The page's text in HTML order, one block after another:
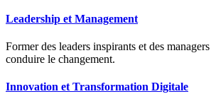
Leadership et Management
Former des leaders inspirants et des
conduire le changement.
Innovation et Transformation Digitale